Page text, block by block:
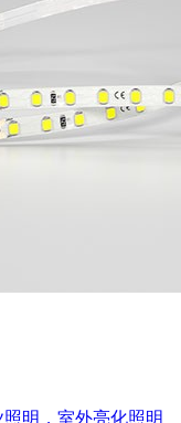
明，室外亮化照明